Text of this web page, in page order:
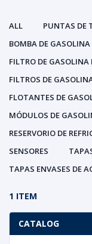
ALL PUNTAS DE
BOMBA DE GASOLINA
FILTRO DE GASOLINA
FILTROS DE
FLOTANTES DE
MÓDULOS DE
RESERVORIO DE
SENSORES
TAPAS ENVASES DE
1 ITEM
CATALOG